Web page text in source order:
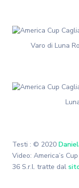
Varo di Luna
Testi : © 2020
Video: America’s
36 S.r.l. tratte dal